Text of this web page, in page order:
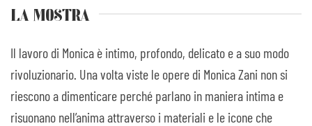
LA MOSTRA
Il lavoro di Monica è intimo, profondo, delicato e a suo modo
rivoluzionario. Una volta viste le opere di Monica Zani non si
riescono a dimenticare perché parlano in maniera intima e
risuonano nell’anima attraverso i materiali e le icone che